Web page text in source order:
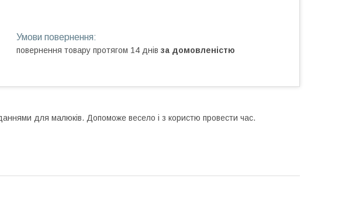
повернення товару протягом 14 днів за домовленістю
для малюків. Допоможе весело і з користю провести час.